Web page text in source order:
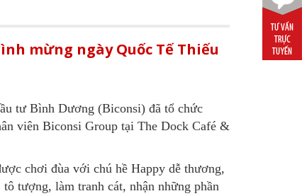
mừng ngày Quốc Tế Thiếu
tư Bình Dương (Biconsi) đã tổ chức
viên Biconsi Group tại The Dock Café &
chơi đùa với chú hề Happy dễ thương,
tượng, làm tranh cát, nhận những phần